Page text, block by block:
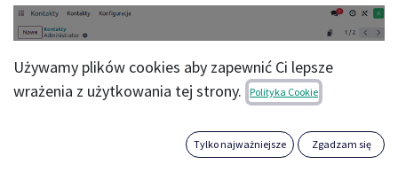
Używamy plików cookies aby zapewnić Ci lepsze
wrażenia z użytkowania tej strony.
Polityka Cookie
Tylko najważniejsze Zgadzam się